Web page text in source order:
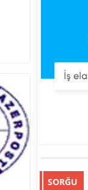
SORĞU